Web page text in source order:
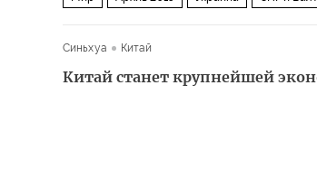
Синьхуа
Китай
Китай станет крупнейшей